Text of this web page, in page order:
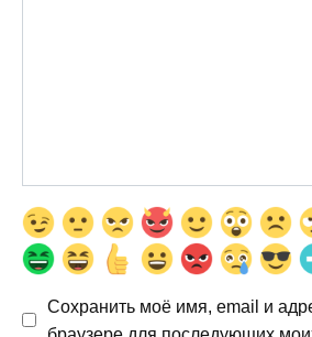
Сохранить моё имя, email и